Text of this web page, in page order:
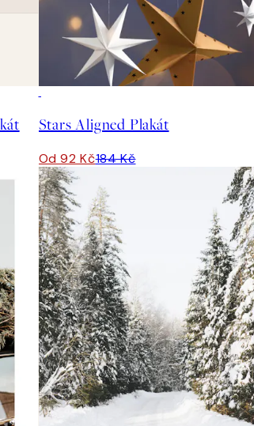
Stars Aligned Plakát
Od 92 Kč184 Kč